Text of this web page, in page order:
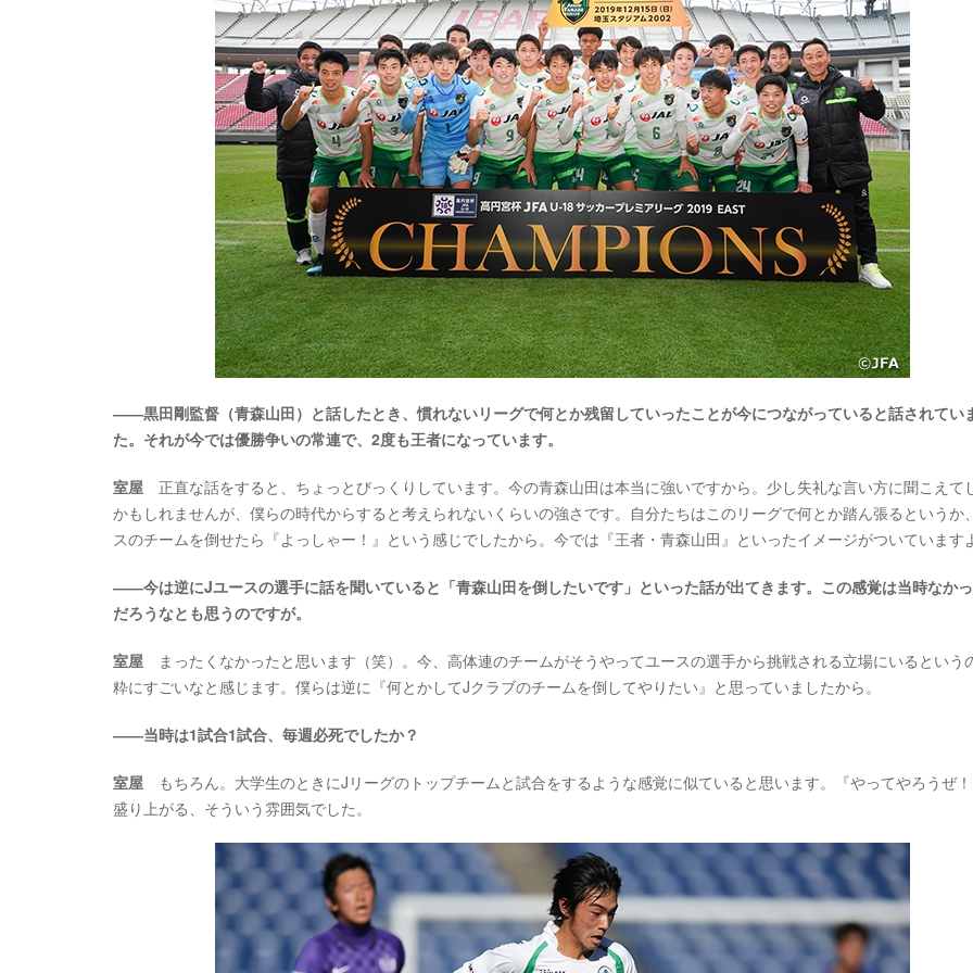
――黒田剛監督（青森山田）と話したとき、慣れないリーグで何とか残留していったことが今につながっていると話されてい
た。それが今では優勝争いの常連で、2度も王者になっています。
室屋 正直な話をすると、ちょっとびっくりしています。今の青森山田は本当に強いですから。少し失礼な言い方に聞こえて
かもしれませんが、僕らの時代からすると考えられないくらいの強さです。自分たちはこのリーグで何とか踏ん張るというか
スのチームを倒せたら『よっしゃー！』という感じでしたから。今では『王者・青森山田』といったイメージがついています
――今は逆にJユースの選手に話を聞いていると「青森山田を倒したいです」といった話が出てきます。この感覚は当時なか
だろうなとも思うのですが。
室屋 まったくなかったと思います（笑）。今、高体連のチームがそうやってユースの選手から挑戦される立場にいるという
粋にすごいなと感じます。僕らは逆に『何とかしてJクラブのチームを倒してやりたい』と思っていましたから。
――当時は1試合1試合、毎週必死でしたか？
室屋 もちろん。大学生のときにJリーグのトップチームと試合をするような感覚に似ていると思います。『やってやろうぜ
盛り上がる、そういう雰囲気でした。